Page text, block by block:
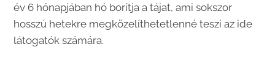
év 6 hónapjában hó borítja a tájat, ami sokszor
hosszú hetekre megközelíthetetlenné teszi az ide
látogatók számára.